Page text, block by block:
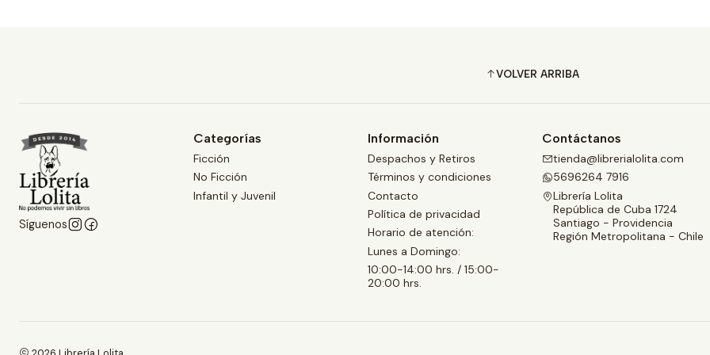
VOLVER ARRIBA
Síguenos
Categorías
Ficción
No Ficción
Infantil y Juvenil
Información
Despachos y Retiros
Términos y condiciones
Contacto
Política de privacidad
Horario de atención:
Lunes a Domingo:
10:00-14:00 hrs. / 15:00-
20:00 hrs.
Contáctanos
tienda@librerialolita.com
5696264 7916
Librería Lolita
República de Cuba 1724
Santiago - Providencia
Región Metropolitana - Chile